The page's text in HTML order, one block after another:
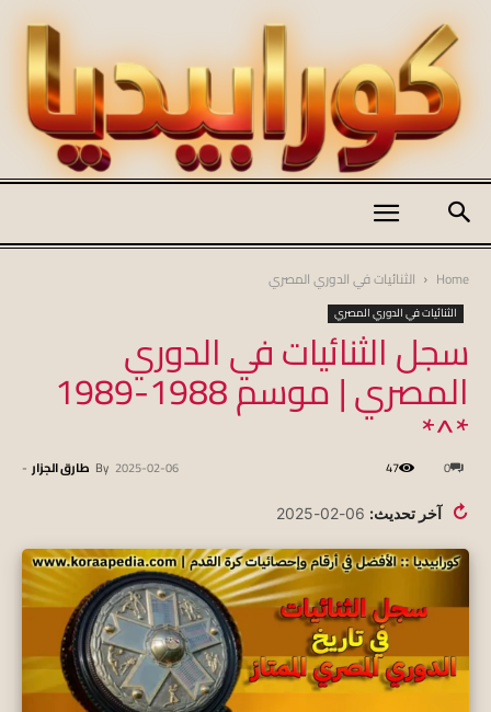
Home الثنائيات في الدوري المصري
الثنائيات في الدوري المصري
سجل الثنائيات في الدوري
المصري | موسم 1988-1989
*^*
By طارق الجزار - 2025-02-06 0
47
↻ آخر تحديث: 06-02-2025